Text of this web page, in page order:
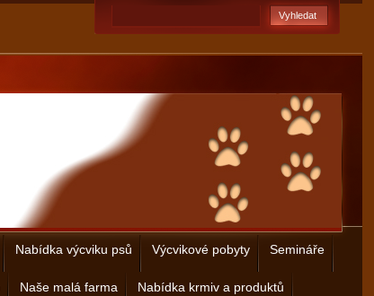
Nabídka výcviku psů Výcvikové pobyty Semináře
Naše malá farma Nabídka krmiv a produktů